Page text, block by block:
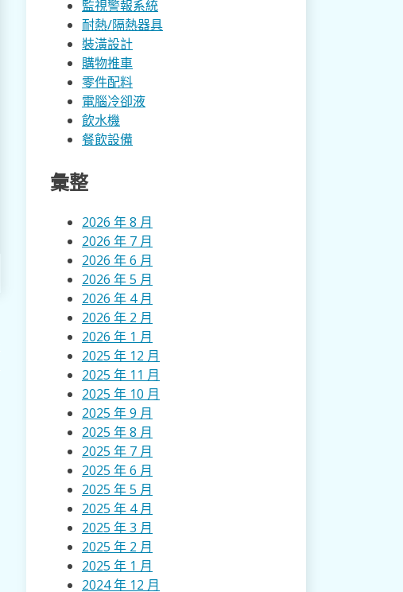
監視警報系統
耐熱/隔熱器具
裝潢設計
購物推車
零件配料
電腦冷卻液
飲水機
餐飲設備
彙整
2026 年 8 月
2026 年 7 月
2026 年 6 月
2026 年 5 月
2026 年 4 月
2026 年 2 月
2026 年 1 月
2025 年 12 月
2025 年 11 月
2025 年 10 月
2025 年 9 月
2025 年 8 月
2025 年 7 月
2025 年 6 月
2025 年 5 月
2025 年 4 月
2025 年 3 月
2025 年 2 月
2025 年 1 月
2024 年 12 月